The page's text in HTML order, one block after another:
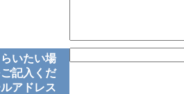
いたい場
記入くだ
アドレス